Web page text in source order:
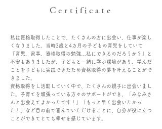
Certificate
私は資格取得したことで、たくさんの方に出会い、仕事が楽し
くなりました。当時3歳と4カ月の子どもの育児をしていて
「育児、家事、資格取得の勉強…私にできるのだろうか？」と
不安もありましたが、子どもと一緒に学ぶ環境があり、学んだ
ことを子どもに実践できたため資格取得の夢を叶えることがで
きました。
資格取得をし活動していく中で、たくさんの親子に出会いまし
た。子育てを頑張っている方々のサポートができ、「みなみさ
んと出会えてよかったです！」「もっと早く出会いたかっ
た！」など目の前で喜んでいただけることに、自分が役に立つ
ことができてとても幸せを感じています。